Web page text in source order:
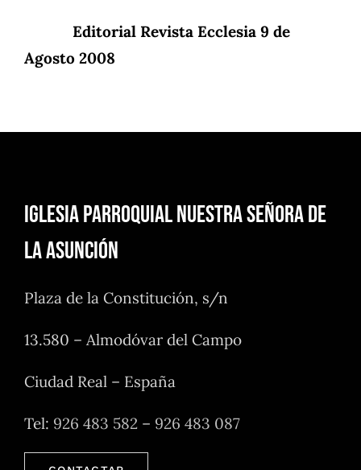
Editorial Revista Ecclesia 9 de
Agosto 2008
Iglesia Parroquial Nuestra Señora de
la Asunción
Plaza de la Constitución, s/n
13.580 – Almodóvar del Campo
Ciudad Real – España
Tel: 926 483 582 – 926 483 087